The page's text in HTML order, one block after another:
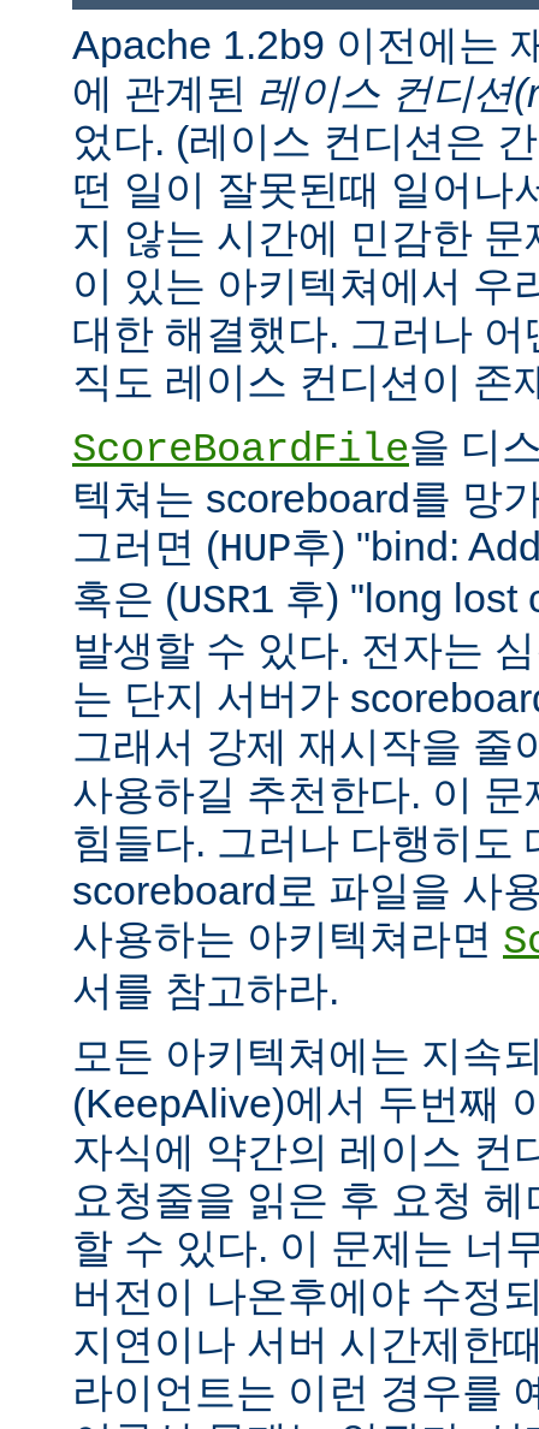
Apache 1.2b9 이전에는
에 관계된 레이스 컨디션
었다. (레이스 컨디션은
떤 일이 잘못된때 일어나
지 않는 시간에 민감한
이 있는 아키텍쳐에서 우
대한 해결했다. 그러나
직도 레이스 컨디션이 존
ScoreBoardFile을 디
텍쳐는 scoreboard를 망
그러면 (HUP후) "bind:
혹은 (USR1 후) "long lost
발생할 수 있다. 전자는
는 단지 서버가
그래서 강제 재시작을 줄
사용하길 추천한다. 이
힘들다. 그러나 다행히도
scoreboard로 파일을 사
사용하는 아키텍쳐라면
서를 참고하라.
모든 아키텍쳐에는 지속
(KeepAlive)에서 두번째
자식에 약간의 레이스 컨
요청줄을 읽은 후 요청
할 수 있다. 이 문제는 너
버전이 나온후에야 수정
지연이나 서버 시간제한
라이언트는 이런 경우를